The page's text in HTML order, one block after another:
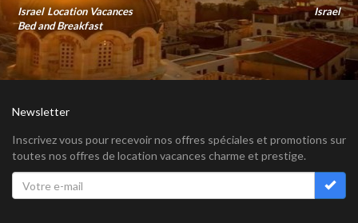
Israel Location Vacances
Israel
Bed and Breakfast
Newsletter
Inscrivez vous pour recevoir nos offres spéciales et promotions sur
toutes nos offres de location vacances charme et prestige.